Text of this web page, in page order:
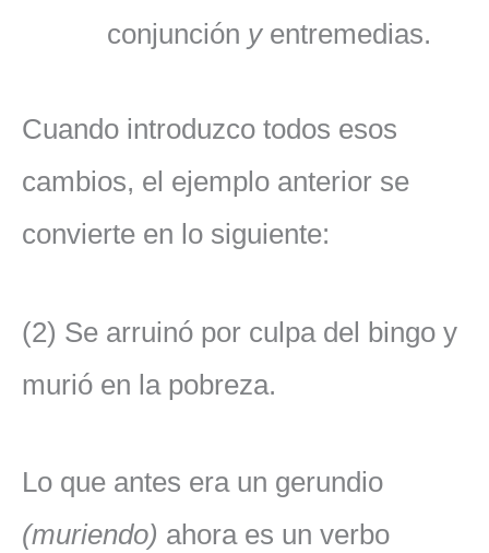
conjunción yentremedias.
Cuando introduzco todos esos
cambios, el ejemplo anterior se
convierte en lo siguiente:
(2) Se arruinó por culpa del bingo y
murió en la pobreza.
Lo que antes era un gerundio
(muriendo) ahora es un verbo